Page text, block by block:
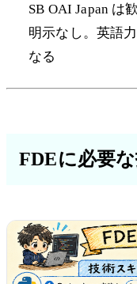
SB OAI Japan は
明示なし。英語
なる
FDEに必要